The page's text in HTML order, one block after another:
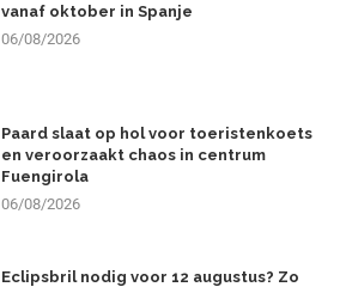
vanaf oktober in Spanje
06/08/2026
Paard slaat op hol voor toeristenkoets
en veroorzaakt chaos in centrum
Fuengirola
06/08/2026
Eclipsbril nodig voor 12 augustus? Zo